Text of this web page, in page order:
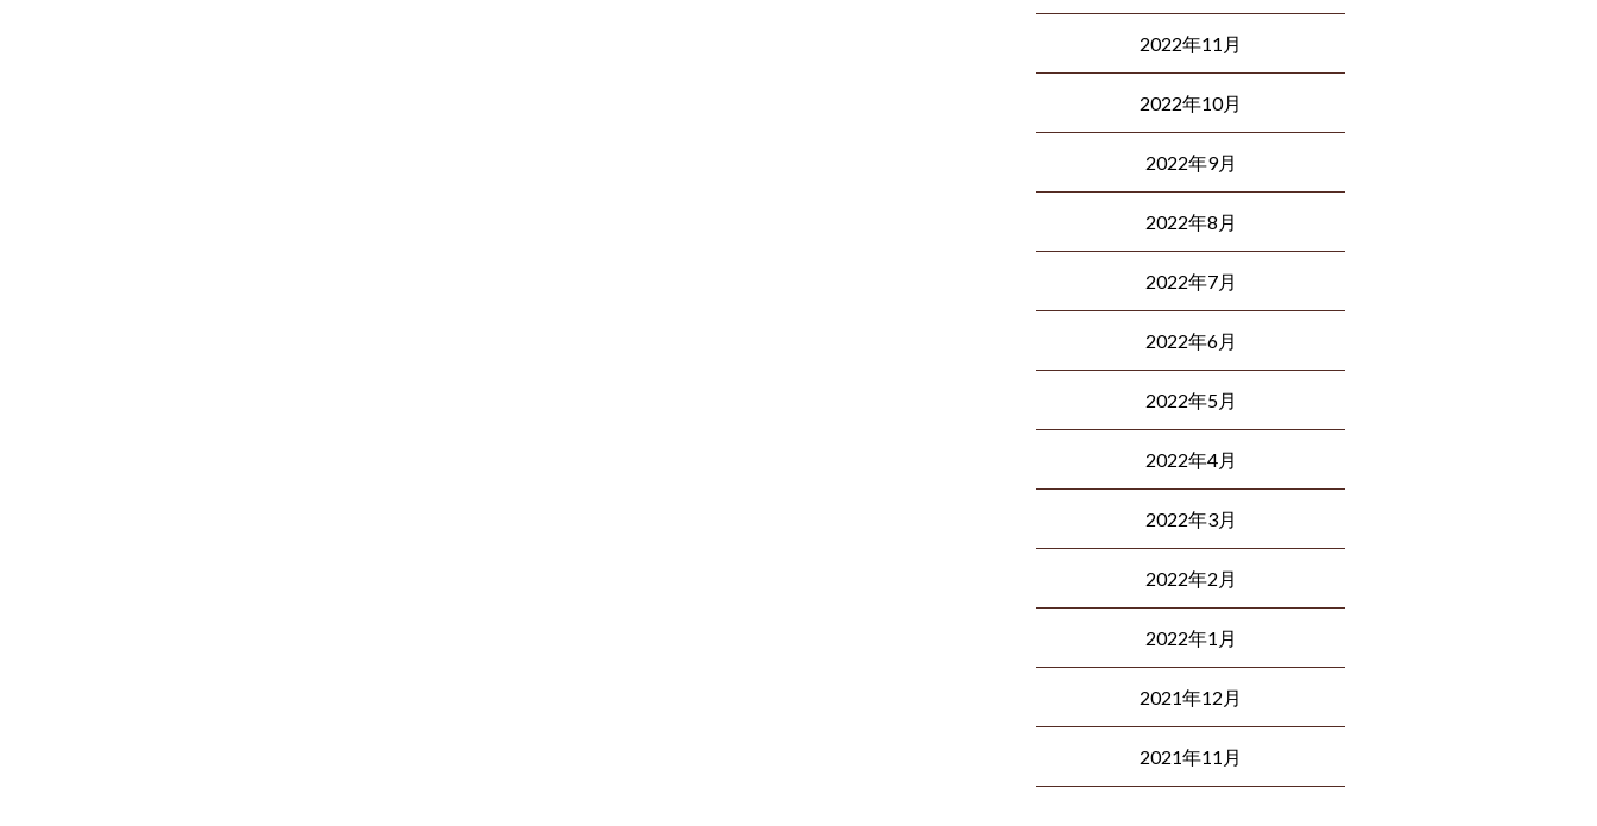
2022年11月
2022年10月
2022年9月
2022年8月
2022年7月
2022年6月
2022年5月
2022年4月
2022年3月
2022年2月
2022年1月
2021年12月
2021年11月